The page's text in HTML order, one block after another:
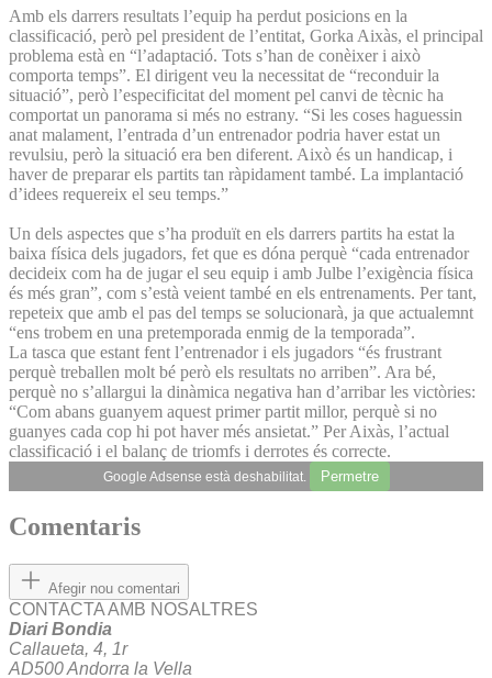
Amb els darrers resultats l’equip ha perdut posicions en la
classificació, però pel president de l’entitat, Gorka Aixàs, el principal
problema està en “l’adaptació. Tots s’han de conèixer i això
comporta temps”. El dirigent veu la necessitat de “reconduir la
situació”, però l’especificitat del moment pel canvi de tècnic ha
comportat un panorama si més no estrany. “Si les coses haguessin
anat malament, l’entrada d’un entrenador podria haver estat un
revulsiu, però la situació era ben diferent. Això és un handicap, i
haver de preparar els partits tan ràpidament també. La implantació
d’idees requereix el seu temps.”
Un dels aspectes que s’ha produït en els darrers partits ha estat la
baixa física dels jugadors, fet que es dóna perquè “cada entrenador
decideix com ha de jugar el seu equip i amb Julbe l’exigència física
és més gran”, com s’està veient també en els entrenaments. Per tant,
repeteix que amb el pas del temps se solucionarà, ja que actualemnt
“ens trobem en una pretemporada enmig de la temporada”.
La tasca que estant fent l’entrenador i els jugadors “és frustrant
perquè treballen molt bé però els resultats no arriben”. Ara bé,
perquè no s’allargui la dinàmica negativa han d’arribar les victòries:
“Com abans guanyem aquest primer partit millor, perquè si no
guanyes cada cop hi pot haver més ansietat.” Per Aixàs, l’actual
classificació i el balanç de triomfs i derrotes és correcte.
Google Adsense està deshabilitat. Permetre
Comentaris
Afegir nou comentari
CONTACTA AMB NOSALTRES
Diari Bondia
Callaueta, 4, 1r
AD500 Andorra la Vella